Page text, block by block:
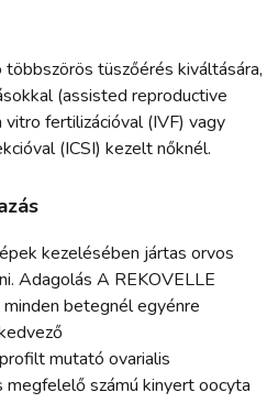
tüszőérés kiváltására,
(assisted reproductive
fertilizációval (IVF) vagy
(ICSI) kezelt nőknél.
kezelésében jártas orvos
Adagolás A REKOVELLE
betegnél egyénre
mutató ovarialis
megfelelő számú kinyert oocyta